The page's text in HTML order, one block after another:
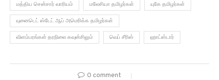
மத்திய சென்சார் வாரியம் மலேசியா தமிழர்கள் யுகே தமிழர்கள்
யுனைடெட் ஸ்டேட் ஆப் அமெரிக்க தமிழர்கள்
விளம்பரங்கள் தரநிலை கவுன்சிலும் வெப் சீரிஸ் ஹாட்ஸ்டார்
0 comment